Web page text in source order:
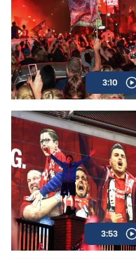
3:10
3:53